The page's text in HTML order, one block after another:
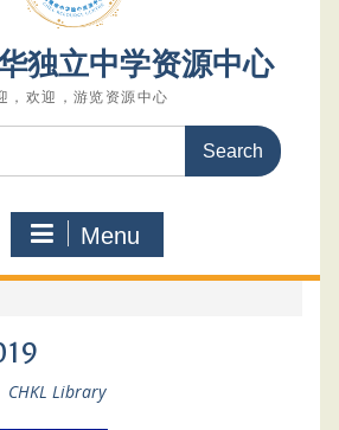
独立中学资源中心
，欢迎，游览资源中心
Menu
CHKL Library